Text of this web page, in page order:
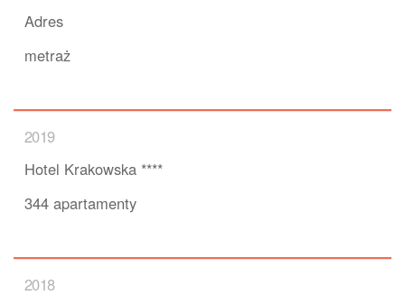
Adres
metraż
2019
Hotel Krakowska ****
344 apartamenty
2018